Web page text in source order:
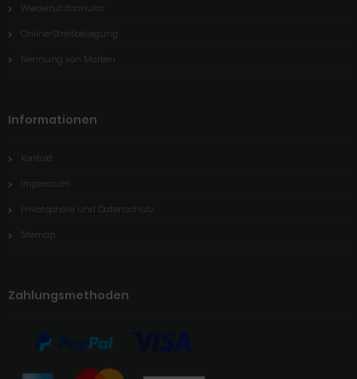
Wiederrufsformular
Online-Streitbeilegung
Nennung von Marken
Informationen
Kontakt
Impressum
Privatsphäre und Datenschutz
Sitemap
Zahlungsmethoden